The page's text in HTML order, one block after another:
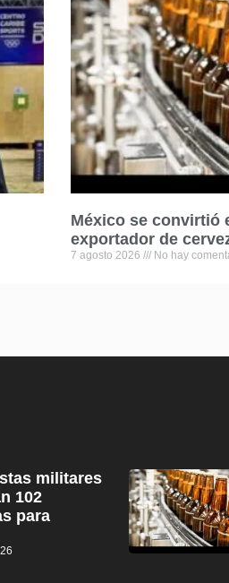
México se convirtió
exportador de
7 agosto 2026 No hay
militares
102
para